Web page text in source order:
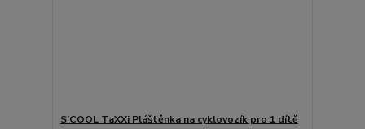
S’COOL TaXXi Pláštěnka na cyklovozík pro 1 dítě